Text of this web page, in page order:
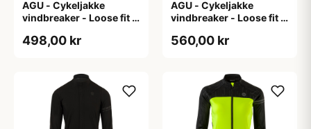
AGU - Cykeljakke
vindbreaker - Loose fit -
498,00 kr
AGU - Cykeljakke
vindbreaker - Loose fit -
560,00 kr